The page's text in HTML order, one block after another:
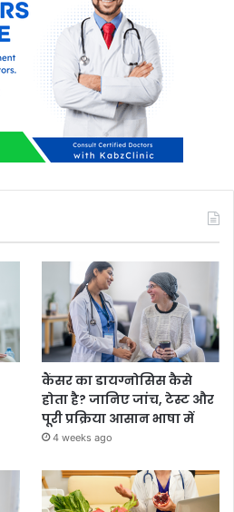
कैंसर का डायग्नोसिस कैसे
होता है? जानिए जांच, टेस्ट और
पूरी प्रक्रिया आसान भाषा में
4 weeks ago